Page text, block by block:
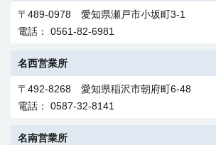
〒455-0011 愛知県名古屋市港区千年3-1-32
電話： 052-221-1111
教育センター
〒457-0819 愛知県名古屋市南区滝春町1-79
電話： 052-619-1700
〒170-0002 東京都豊島区巣鴨1-3-11
電話： 03-5395-7111
東京本部 地中線部
〒230-0032
横浜市鶴見区大東町6-3
電話： 045-642-6128
大阪本部
〒444-0035 愛知県岡崎市菅生町字元菅17-2
電話： 0564-23-3211
静岡支店
〒420-0029 静岡県静岡市葵区研屋町51
電話： 054-273-4350
三重支店
東北支社
〒980-0014 宮城県仙台市青葉区本町2-1-8
電話： 022-265-6366
茨城支社
電話： 029-856-0651
〒489-0978 愛知県瀬戸市小坂町3-1
電話： 0561-82-6981
名西営業所
〒492-8268 愛知県稲沢市朝府町6-48
電話： 0587-32-8141
名南営業所